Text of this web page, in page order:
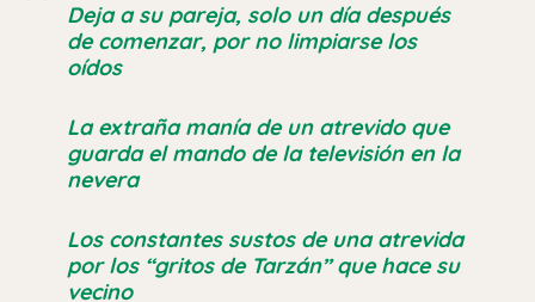
Deja a su pareja, solo un día después
de comenzar, por no limpiarse los
oídos
La extraña manía de un atrevido que
guarda el mando de la televisión en la
nevera
Los constantes sustos de una atrevida
por los “gritos de Tarzán” que hace su
vecino